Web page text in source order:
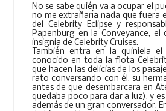
No se sabe quién va a ocupar el
no me extrañaría nada que fuera
del Celebrity Eclipse y
Papenburg en la Conveyance,
insignia de Celebrity Cruises.
También entra en la quiniela
conocido en toda la flota
que hacen las delicias de los
rato conversando con él, su
antes de que desembarcara en
quedaba poco para dar a luz), y
además de un gran conversador.